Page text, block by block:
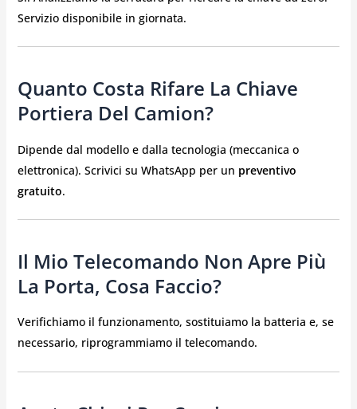
Servizio disponibile in giornata.
Quanto Costa Rifare La Chiave
Portiera Del Camion?
Dipende dal modello e dalla tecnologia (meccanica o
elettronica). Scrivici su WhatsApp per un preventivo
gratuito.
Il Mio Telecomando Non Apre Più
La Porta, Cosa Faccio?
Verifichiamo il funzionamento, sostituiamo la batteria e, se
necessario, riprogrammiamo il telecomando.